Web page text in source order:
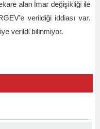
alan İmar değişikliği ile
verildiği iddiası var.
verildi bilinmiyor.